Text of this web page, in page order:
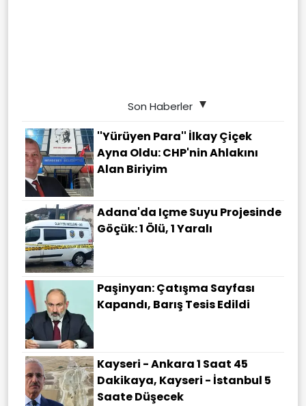
Son Haberler
''Yürüyen Para'' İlkay Çiçek
Ayna Oldu: CHP'nin Ahlakını
Alan Biriyim
Adana'da Içme Suyu Projesinde
Göçük: 1 Ölü, 1 Yaralı
Paşinyan: Çatışma Sayfası
Kapandı, Barış Tesis Edildi
Kayseri - Ankara 1 Saat 45
Dakikaya, Kayseri - İstanbul 5
Saate Düşecek